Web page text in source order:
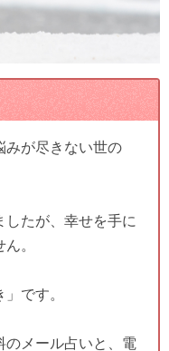
みが尽きない世の
たが、幸せを手に
。
です。
のメール占いと、電